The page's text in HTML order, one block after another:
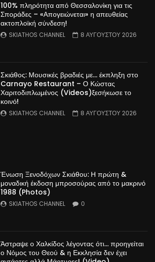
100% πληρότητα από Θεσσαλονίκη για τις
Σποράδες – «Απογειώνεται» η απευθείας
ακτοπλοϊκή σύνδεση!
SKIATHOS CHANNEL 8 ΑΥΓΟΥΣΤΟΥ 2026
Σκιάθος: Μουσικές βραδιές με… έκπληξη στο
Carnayo Restaurant – Ο Κώστας
Χαριτοδιπλωμένος (Videos)ξεσήκωσε το
κοινό!
SKIATHOS CHANNEL 8 ΑΥΓΟΥΣΤΟΥ 2026
Ένωση Ξενοδόχων Σκιάθου: Η πρώτη &
μοναδική έκδοση μπροσούρας από το μακρινό
1988 (Photos)
SKIATHOS CHANNEL 0
Άστραψε ο Χαλκίδος λέγοντας ότι… προηγείται
ο Νόμος του Θεού & η Εκκλησία δεν έχει